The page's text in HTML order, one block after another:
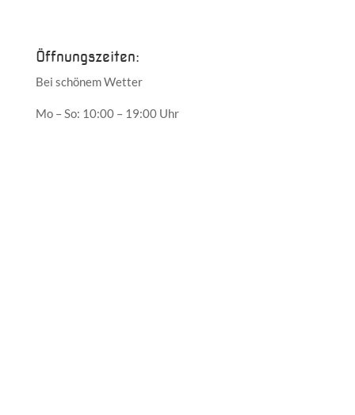
Öffnungszeiten:
Bei schönem Wetter
Mo – So: 10:00 – 19:00 Uhr